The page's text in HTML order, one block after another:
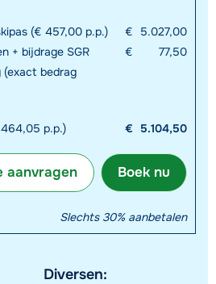
(€ 457,00 p.p.) €
5.027,00
+ bijdrage SGR €
77,50
(exact bedrag
p.p.) € 5.104,50
Boek nu
aanvragen
Slechts 30% aanbetalen
Diversen: